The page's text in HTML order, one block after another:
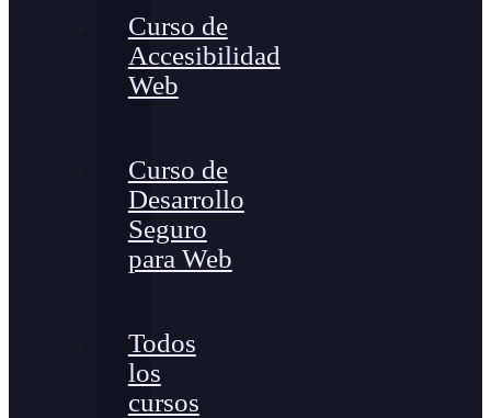
Curso de
Accesibilidad
Web
Curso de
Desarrollo
Seguro
para Web
Todos
los
cursos